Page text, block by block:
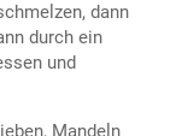
dann
durch ein
und
Mandeln